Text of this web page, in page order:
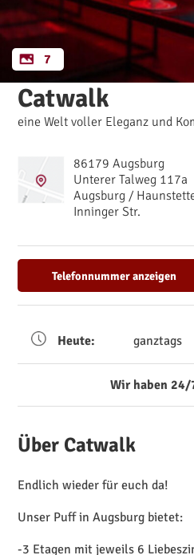
7
Catwalk
eine Welt voller Eleganz und
86179 Augsburg
Unterer Talweg 117a
Augsburg /
Inninger Str.
Telefonnummer anzeigen
Heute: ganztags
Wir haben
Über Catwalk
Endlich wieder für euch da!
Unser Puff in Augsburg bietet:
-3 Etagen mit jeweils 6